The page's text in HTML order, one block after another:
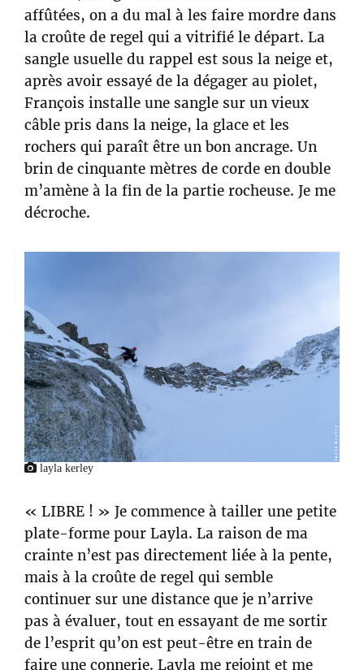
affûtées, on a du mal à les faire mordre dans
la croûte de regel qui a vitrifié le départ. La
sangle usuelle du rappel est sous la neige et,
après avoir essayé de la dégager au piolet,
François installe une sangle sur un vieux
câble pris dans la neige, la glace et les
rochers qui paraît être un bon ancrage. Un
brin de cinquante mètres de corde en double
m’amène à la fin de la partie rocheuse. Je me
décroche.
layla kerley
« LIBRE ! » Je commence à tailler une petite
plate-forme pour Layla. La raison de ma
crainte n’est pas directement liée à la pente,
mais à la croûte de regel qui semble
continuer sur une distance que je n’arrive
pas à évaluer, tout en essayant de me sortir
de l’esprit qu’on est peut-être en train de
faire une connerie. Layla me rejoint et me